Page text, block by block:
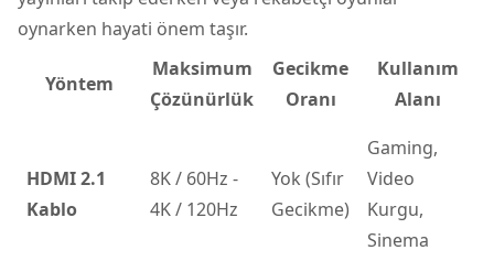
oynarken hayati önem taşır.
Yöntem
Maksimum
Çözünürlük
Gecikme
Oranı
Kullanım
Alanı
HDMI 2.1
Kablo
8K / 60Hz -
4K / 120Hz
Yok (Sıfır
Gecikme)
Gaming,
Video
Kurgu,
Sinema